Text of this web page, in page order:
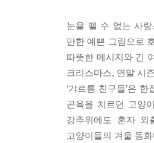
눈을 뗄 수 없는 사
만한 예쁜 그림으로
따뜻한 메시지와 긴
크리스마스, 연말 시
‘갸르릉 친구들’은
곤욕을 치르던 고양
강추위에도 혼자
고양이들의 겨울 동